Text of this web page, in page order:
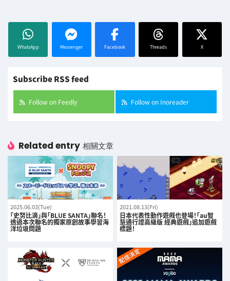
WhatsApp Messenger Facebook Threads X
Subscribe RSS feed
Follow on Feedly Follow on Inoreader
Related entry 相關文章
2025.06.03(Tue)
「史努比滴」與「BLUE SANTA」聯名！
透過本次聯名的獨家原創故事學習海
洋垃圾問題
2021.08.13(Fri)
日本代表性動作遊戲也登場！「au智
慧通行證高級版 經典遊戲」追加遊戲
標題！